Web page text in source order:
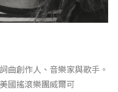
曲創作人、音樂家與歌手。
國搖滾樂團威爾可